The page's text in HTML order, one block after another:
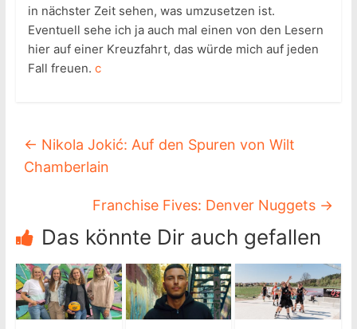
in nächster Zeit sehen, was umzusetzen ist.
Eventuell sehe ich ja auch mal einen von den Lesern
hier auf einer Kreuzfahrt, das würde mich auf jeden
Fall freuen. c
← Nikola Jokić: Auf den Spuren von Wilt
Chamberlain
Franchise Fives: Denver Nuggets →
Das könnte Dir auch gefallen